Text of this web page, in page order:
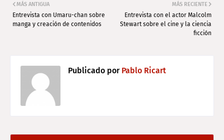
MÁS RECIENTE
Entrevista con el actor Malcolm
Stewart sobre el cine y la ciencia
ficción
MÁS ANTIGUA
Entrevista con Umaru-chan sobre
manga y creación de contenidos
Publicado porPablo Ricart